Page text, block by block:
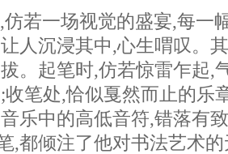
若一场视觉的盛宴,每一
人沉浸其中,心生喟叹。
。起笔时,仿若惊雷乍起,
笔处,恰似戛然而止的乐
乐中的高低音符,错落有
,都倾注了他对书法艺术